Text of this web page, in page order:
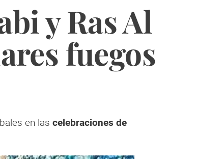
y Ras Al
fuegos
en las celebraciones de